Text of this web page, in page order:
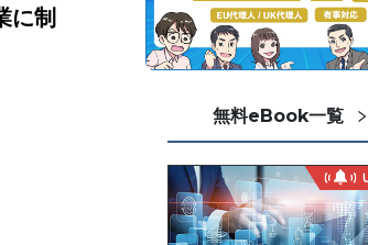
に制
無料eBook一覧